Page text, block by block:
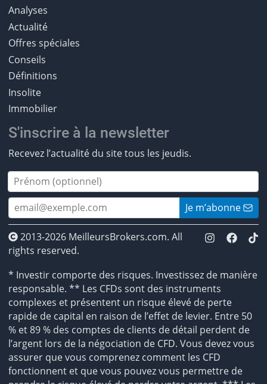
Analyses
Actualité
Offres spéciales
Conseils
Définitions
Insolite
Immobilier
S'inscrire à la newsletter
Recevez l’actualité du site tous les jeudis.
Je m’abonne
2013-2026 MeilleursBrokers.com. All
rights reserved.
* Investir comporte des risques. Investissez de manière
responsable. ** Les CFDs sont des instruments
complexes et présentent un risque élevé de perte
rapide de capital en raison de l’effet de levier. Entre 50
% et 89 % des comptes de clients de détail perdent de
l’argent lors de la négociation de CFD. Vous devez vous
assurer que vous comprenez comment les CFD
fonctionnent et que vous pouvez vous permettre de